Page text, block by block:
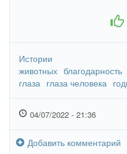
Зато крышу над головой
замечает, насколько она
Истории
животных благодарность
глаза глаза человека
04/07/2022 - 21:36
Добавить комментарий